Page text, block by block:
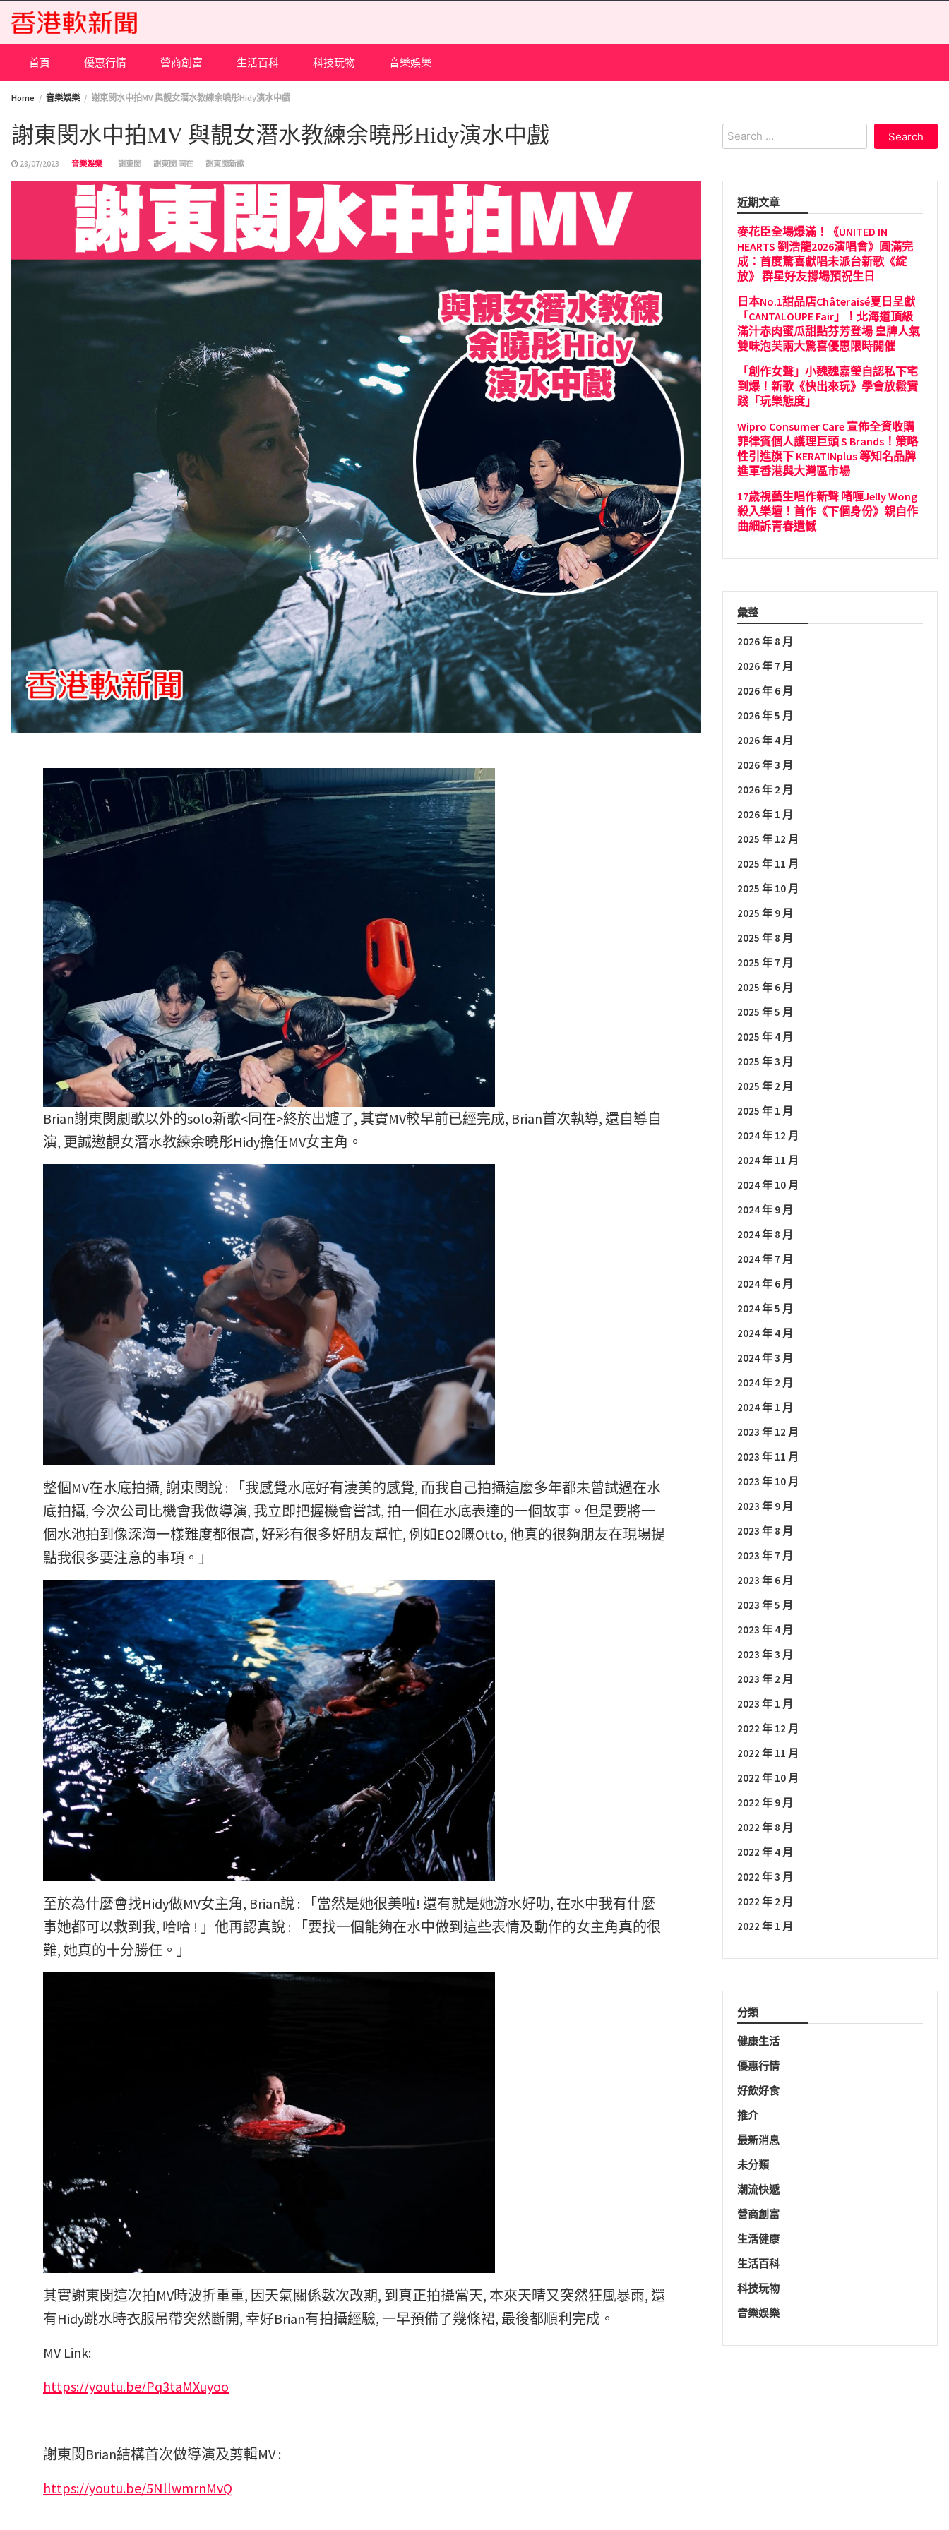
content
首頁 優惠行情 營商創富 生活百科 科技玩物 音樂娛樂
Home 音樂娛樂 謝東閔水中拍MV 與靚女潛水教練余曉彤Hidy演水中戲
謝東閔水中拍MV 與靚女潛水教練余曉彤Hidy演水中戲
28/07/2023 音樂娛樂 謝東閔 謝東閔 同在 謝東閔新歌
Brian謝東閔劇歌以外的solo新歌<同在>終於出爐了, 其實MV較早前已經完成, Brian首次執導, 還自導自
演, 更誠邀靚女潛水教練余曉彤Hidy擔任MV女主角。
整個MV在水底拍攝, 謝東閔說 :
「我感覺水底好有淒美的感覺, 而我自己拍攝這麼多年都未曾試過在水
底拍攝, 今次公司比機會我做導演, 我立即把握機會嘗試, 拍一個在水底表達的一個故事 。但是要將一
個水池拍到像深海一樣難度都很高, 好彩有很多好朋友幫忙, 例如EO2嘅Otto, 他真的很夠朋友在現場提
點我很多要注意的事項。」
至於為什麼會找Hidy做MV女主角, Brian說 : 「當然是她很美啦! 還有就是她游水好叻, 在水中我有什麼
事她都可以救到我, 哈哈 ! 」他再認真說 : 「要找一個能夠在水中做到這些表情及動作的女主角真的很
難, 她真的十分勝任。」
其實謝東閔這次拍MV時波折重重, 因天氣關係數次改期, 到真正拍攝當天, 本來天晴又突然狂風暴雨, 還
有Hidy跳水時衣服吊帶突然斷開, 幸好Brian有拍攝經驗, 一早預備了幾條裙, 最後都順利完成。
MV Link:
https://youtu.be/Pq3taMXuyoo
謝東閔Brian結構首次做導演及剪輯MV :
https://youtu.be/5NllwmrnMvQ
Search
for:
近期文章
麥花臣全場爆滿！《UNITED IN
HEARTS 劉浩龍2026演唱會》圓滿完
成：首度驚喜獻唱未派台新歌《綻
放》 群星好友撐場預祝生日
日本No.1甜品店Châteraisé夏日呈獻
「CANTALOUPE Fair」！北海道頂級
滿汁赤肉蜜瓜甜點芬芳登場 皇牌人氣
雙味泡芙兩大驚喜優惠限時開催
「創作女聲」小魏魏嘉瑩自認私下宅
到爆！新歌《快出來玩》學會放鬆實
踐「玩樂態度」
Wipro Consumer Care 宣佈全資收購
菲律賓個人護理巨頭 S Brands！策略
性引進旗下 KERATINplus 等知名品牌
進軍香港與大灣區市場
17歲視藝生唱作新聲 啫喱Jelly Wong
殺入樂壇！首作《下個身份》親自作
曲細訴青春遺憾
彙整
2026 年 8 月
2026 年 7 月
2026 年 6 月
2026 年 5 月
2026 年 4 月
2026 年 3 月
2026 年 2 月
2026 年 1 月
2025 年 12 月
2025 年 11 月
2025 年 10 月
2025 年 9 月
2025 年 8 月
2025 年 7 月
2025 年 6 月
2025 年 5 月
2025 年 4 月
2025 年 3 月
2025 年 2 月
2025 年 1 月
2024 年 12 月
2024 年 11 月
2024 年 10 月
2024 年 9 月
2024 年 8 月
2024 年 7 月
2024 年 6 月
2024 年 5 月
2024 年 4 月
2024 年 3 月
2024 年 2 月
2024 年 1 月
2023 年 12 月
2023 年 11 月
2023 年 10 月
2023 年 9 月
2023 年 8 月
2023 年 7 月
2023 年 6 月
2023 年 5 月
2023 年 4 月
2023 年 3 月
2023 年 2 月
2023 年 1 月
2022 年 12 月
2022 年 11 月
2022 年 10 月
2022 年 9 月
2022 年 8 月
2022 年 4 月
2022 年 3 月
2022 年 2 月
2022 年 1 月
分類
健康生活
優惠行情
好飲好食
推介
最新消息
未分類
潮流快遞
營商創富
生活健康
生活百科
科技玩物
音樂娛樂